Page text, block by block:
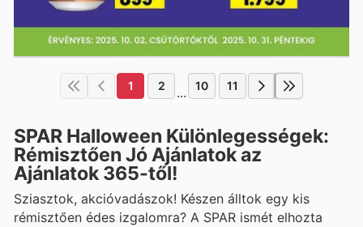
1 2 ... 10 11
SPAR Halloween Különlegességek:
Rémisztően Jó Ajánlatok az
Ajánlatok 365-től!
Sziasztok, akcióvadászok! Készen álltok egy kis
rémisztően édes izgalomra? A SPAR ismét elhozta